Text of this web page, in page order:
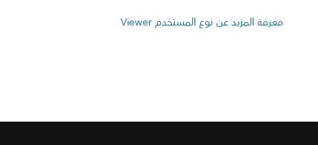
معرفة المزيد عن نوع المستخدم Viewer